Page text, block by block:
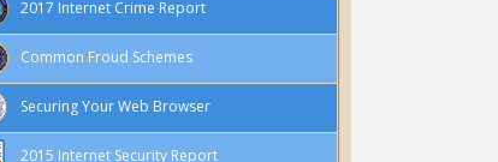
2017 Internet Crime Report
Common Froud Schemes
Securing Your Web Browser
2015 Internet Security Report